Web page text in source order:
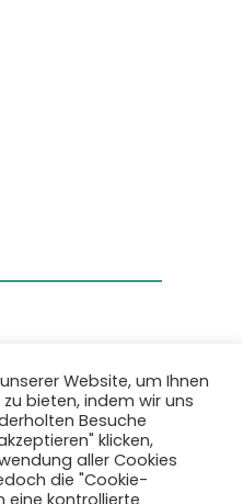
das Forschungs-
Horizon 2020 der
der
gefördert.
Website, um Ihnen
bieten, indem wir uns
Besuche
klicken,
aller Cookies
die "Cookie-
eine kontrollierte